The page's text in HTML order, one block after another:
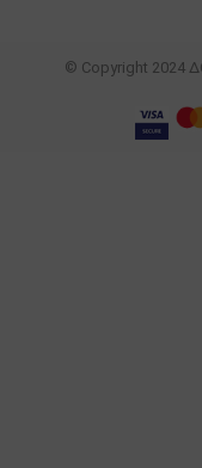
© Copyright 2024